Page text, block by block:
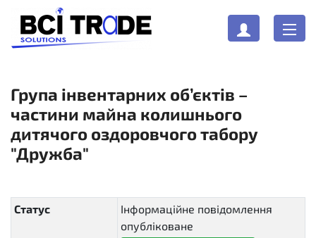
Група інвентарних об’єктів –
частини майна колишнього
дитячого оздоровчого табору
"Дружба"
Статус
Інформаційне повідомлення
опубліковане